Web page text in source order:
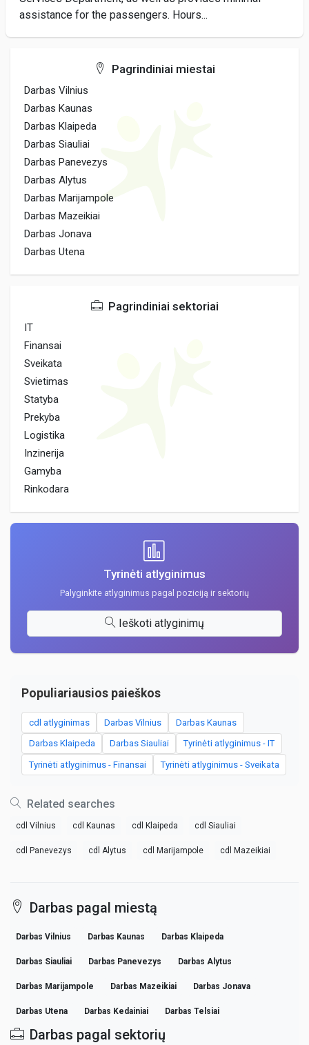
assistance for the passengers. Hours...
Pagrindiniai miestai
Darbas Vilnius
Darbas Kaunas
Darbas Klaipeda
Darbas Siauliai
Darbas Panevezys
Darbas Alytus
Darbas Marijampole
Darbas Mazeikiai
Darbas Jonava
Darbas Utena
Pagrindiniai sektoriai
IT
Finansai
Sveikata
Svietimas
Statyba
Prekyba
Logistika
Inzinerija
Gamyba
Rinkodara
Tyrinėti atlyginimus
Palyginkite atlyginimus pagal poziciją ir sektorių
Ieškoti atlyginimų
Populiariausios paieškos
cdl atlyginimas Darbas Vilnius Darbas Kaunas
Darbas Klaipeda Darbas Siauliai Tyrinėti atlyginimus - IT
Tyrinėti atlyginimus - Finansai Tyrinėti atlyginimus - Sveikata
Related searches
cdl Vilnius cdl Kaunas cdl Klaipeda cdl Siauliai
cdl Panevezys cdl Alytus cdl Marijampole cdl Mazeikiai
Darbas pagal miestą
Darbas Vilnius Darbas Kaunas Darbas Klaipeda
Darbas Siauliai Darbas Panevezys Darbas Alytus
Darbas Marijampole Darbas Mazeikiai Darbas Jonava
Darbas Utena Darbas Kedainiai Darbas Telsiai
Darbas pagal sektorių